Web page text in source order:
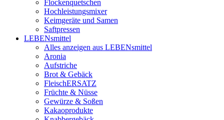
Flockenquetschen
Hochleistungsmixer
Keimgeräte und Samen
Saftpressen
LEBENsmittel
Alles anzeigen aus LEBENsmittel
Aronia
Aufstriche
Brot & Gebäck
FleischERSATZ
Früchte & Nüsse
Gewürze & Soßen
Kakaoprodukte